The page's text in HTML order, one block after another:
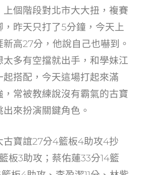
個階段對北市大大扭，複賽
，昨天只打了5分鐘，今天上
高27分，他說自己也嚇到。
多有空擋就出手，和學妹江
搭配，今天這場打起來滿
常被教練說沒有霸氣的古寶
來扮演關鍵角色。
古寶誼27分4籃板4助攻4抄
板3助攻；蔡佑蓮33分14籃